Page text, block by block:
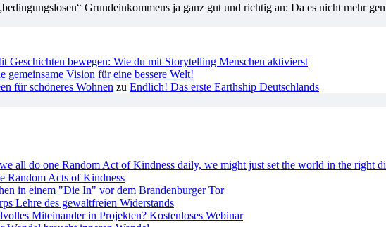
Grundeinkommens ja ganz gut und richtig an: Da es nicht mehr
Geschichten bewegen: Wie du mit Storytelling Menschen aktivierst
gemeinsame Vision für eine bessere Welt!
für schöneres Wohnen zu Endlich! Das erste Earthship Deutschlands
Random Acts of Kindness
Lehre des gewaltfreien Widerstands